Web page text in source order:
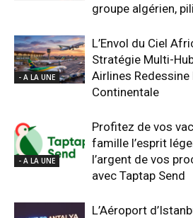
groupe algérien,
- A LA UNE
L’Envol du Ciel
Stratégie Multi-
Airlines Redessine
Continentale
- A LA UNE
Profitez de vos
famille l’esprit
l’argent de vos
avec Taptap Send
L’Aéroport